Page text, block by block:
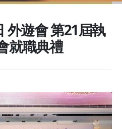
外遊會 第21屆執
就職典禮